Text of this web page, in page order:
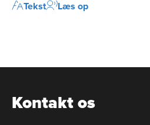
Tekst Læs op
Kontakt os